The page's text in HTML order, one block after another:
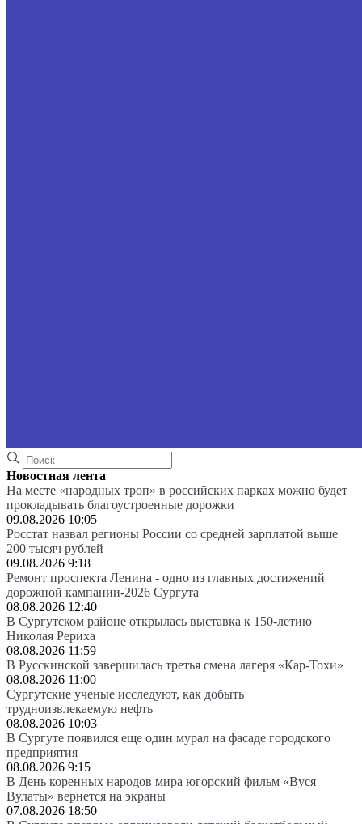
Новостная лента
На месте «народных троп» в российских парках можно будет
прокладывать благоустроенные дорожки
09.08.2026 10:05
Росстат назвал регионы России со средней зарплатой выше
200 тысяч рублей
09.08.2026 9:18
Ремонт проспекта Ленина - одно из главных достижений
дорожной кампании-2026 Сургута
08.08.2026 12:40
В Сургутском районе открылась выставка к 150-летию
Николая Рериха
08.08.2026 11:59
В Русскинской завершилась третья смена лагеря «Кар-Тохи»
08.08.2026 11:00
Сургутские ученые исследуют, как добыть
трудноизвлекаемую нефть
08.08.2026 10:03
В Сургуте появился еще один мурал на фасаде городского
предприятия
08.08.2026 9:15
В День коренных народов мира югорский фильм «Вуся
Вулаты» вернется на экраны
07.08.2026 18:50